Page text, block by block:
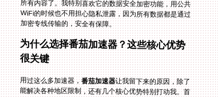
加密专线传输的，安全有保障。
为什么选择番茄加速器？这些核心优势
很关键
用过这么多加速器，番茄加速器让我留下来的原因，除了
能解决各种地区限制，还有几个核心优势特别打动我。首
先是全球节点分布广，不管我在加拿大哪个城市，都能找
到信号好的节点；其次是多平台支持，一人多端同时用，
不用来回切换账号；第三是稳定无限流量，智能分流，影
音游戏专线分开走，保证每个应用都流畅；第四是数据安
全加密，专线传输，隐私有保障；最后是售后实时保障，
专业的技术团队随时在线——有一次我凌晨两点遇到连接
问题，联系客服居然秒回，很快就帮我解决了，这种服务